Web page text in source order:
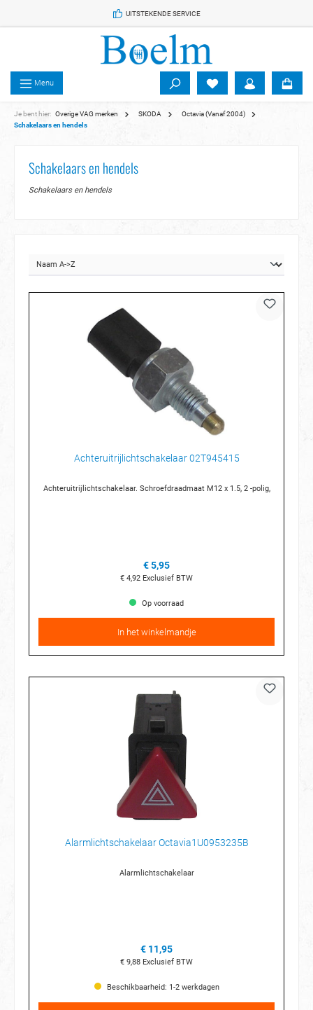
UITSTEKENDE SERVICE
Menu
Je bent hier: Overige VAG merken SKODA
Octavia (Vanaf 2004)
Schakelaars en hendels
Schakelaars en hendels
Schakelaars en hendels
Achteruitrijlichtschakelaar 02T945415
Achteruitrijlichtschakelaar. Schroefdraadmaat M12 x 1.5, 2 -polig,
€ 5,95
€ 4,92 Exclusief BTW
Op voorraad
In het winkelmandje
Alarmlichtschakelaar Octavia1U0953235B
Alarmlichtschakelaar
€ 11,95
€ 9,88 Exclusief BTW
Beschikbaarheid: 1-2 werkdagen